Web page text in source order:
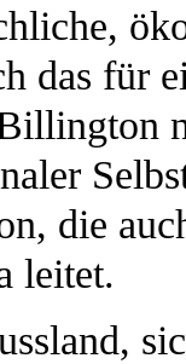
das für
die
leitet.